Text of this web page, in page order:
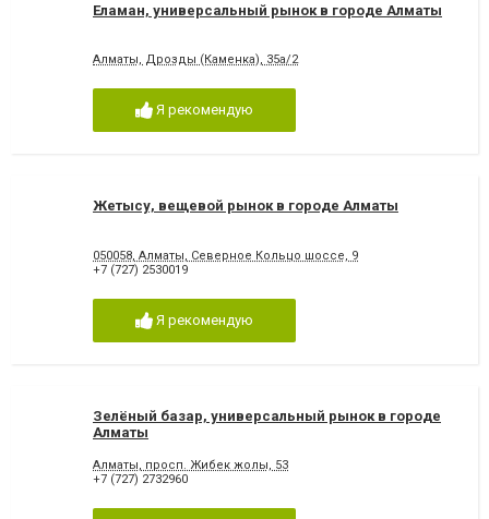
Еламан, универсальный рынок в городе Алматы
Алматы, Дрозды (Каменка), 35а/2
Я рекомендую
Жетысу, вещевой рынок в городе Алматы
050058, Алматы, Северное Кольцо шоссе, 9
+7 (727) 2530019
Я рекомендую
Зелёный базар, универсальный рынок в городе
Алматы
Алматы, просп. Жибек жолы, 53
+7 (727) 2732960